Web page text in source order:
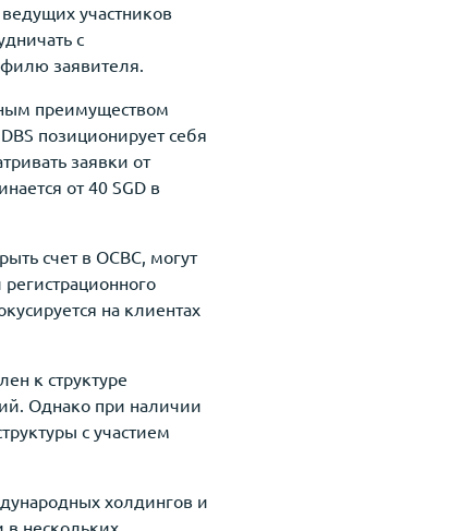
участников
с
заявителя.
преимуществом
позиционирует себя
заявки от
от 40 SGD в
счет в OCBC, могут
на клиентах
к структуре
Однако при наличии
с участием
холдингов и
в нескольких